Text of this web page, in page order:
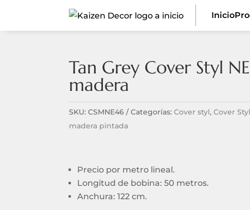
Inicio
Tan Grey Cover Styl
madera
SKU:CSMNE46 Categorías:Cover styl,Cover
madera pintada
Precio por metro lineal.
Longitud de bobina: 50 metros.
Anchura: 122 cm.